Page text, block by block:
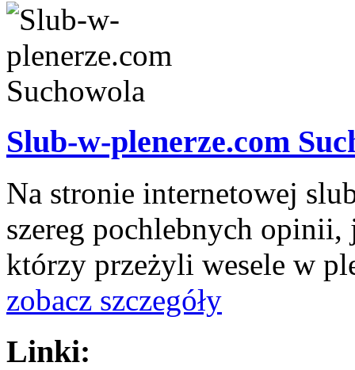
Slub-w-plenerze.com
Na stronie internetowej
szereg pochlebnych
którzy przeżyli wesele w
zobacz szczegóły
Linki: